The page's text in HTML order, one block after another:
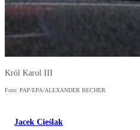
Król Karol III
Foto: PAP/EPA/ALEXANDER BECHER
Jacek Cieślak